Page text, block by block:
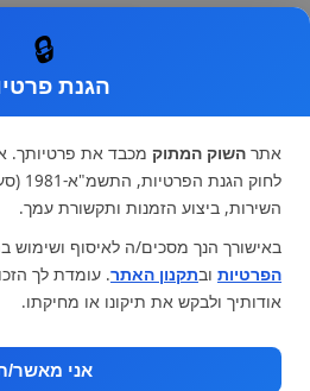
🔒
הגנת
אתר השוק המתוק מכבד את פרטיותך.
השירות, ביצוע הזמנות ותקשורת עמך.
באישורך הנך מסכים/ה לאיסוף ושימוש
הפרטיות ובתקנון האתר. עומדת לך
אודותיך ולבקש את תיקונו או מחיקתו.
אני מאשר/